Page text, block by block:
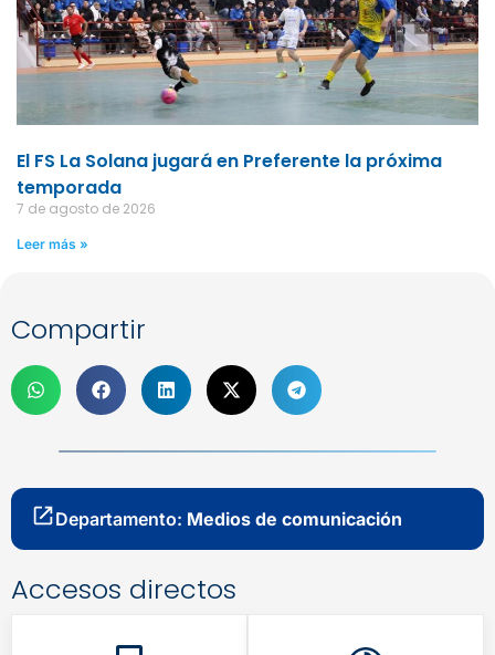
El FS La Solana jugará en Preferente la próxima
temporada
7 de agosto de 2026
Leer más »
Compartir
Departamento: Medios de comunicación
Accesos directos